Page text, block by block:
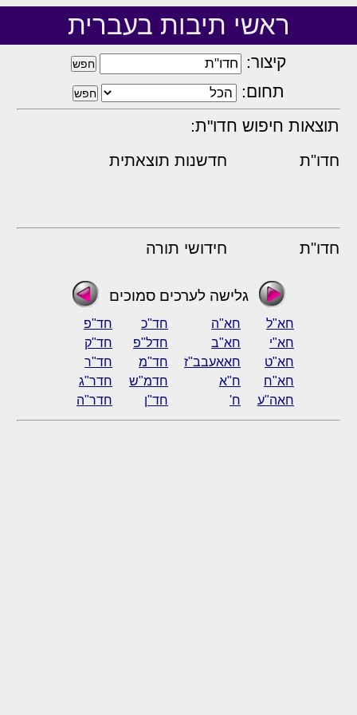
ראשי תיבות בעברית
קיצור:
תחום:
תוצאות חיפוש חדו"ת:
חדו"ת חדשנות תוצאתית
חדו"ת חידושי תורה
גלישה לערכים סמוכים
חא"ל חא"ה חד"כ
חד"פ
חא"י
חא"ב חדל"פ
חד"ק
חא"ט
חאאעבב"ז חד"מ
חד"ר
חא"ח
ח"א חדמ"ש
חדר"ג
חאה"ע
ח' חד"ן חדר"ה